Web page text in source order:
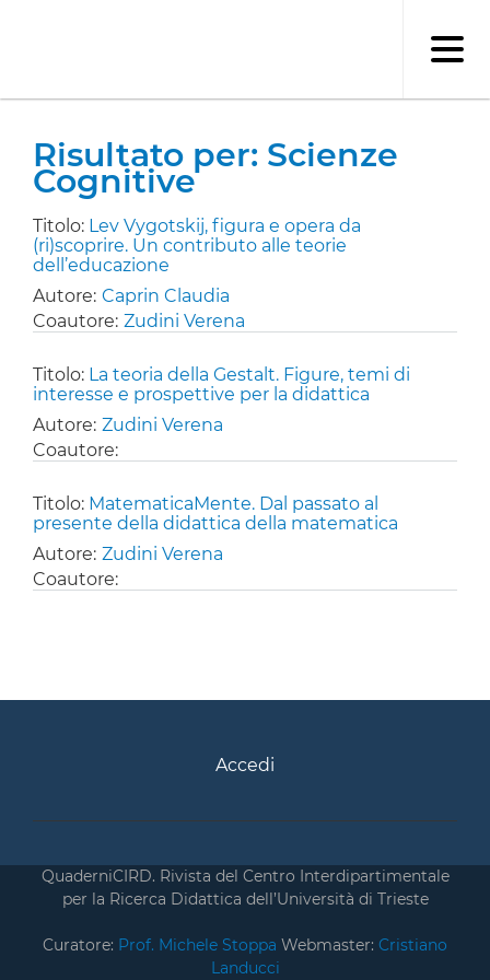
Risultato per: Scienze
Cognitive
Titolo: Lev Vygotskij, figura e opera da
(ri)scoprire. Un contributo alle teorie
dell’educazione
Autore: Caprin Claudia
Coautore: Zudini Verena
Titolo: La teoria della Gestalt. Figure, temi di
interesse e prospettive per la didattica
Autore: Zudini Verena
Coautore:
Titolo: MatematicaMente. Dal passato al
presente della didattica della matematica
Autore: Zudini Verena
Coautore:
Accedi
QuaderniCIRD. Rivista del Centro Interdipartimentale
per la Ricerca Didattica dell’Università di Trieste
Curatore: Prof. Michele Stoppa Webmaster: Cristiano
Landucci